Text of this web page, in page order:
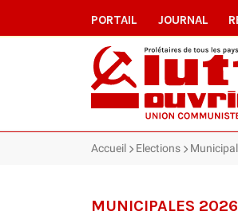
PORTAIL JOURNAL
Accueil Elections
MUNICIPALES 2026